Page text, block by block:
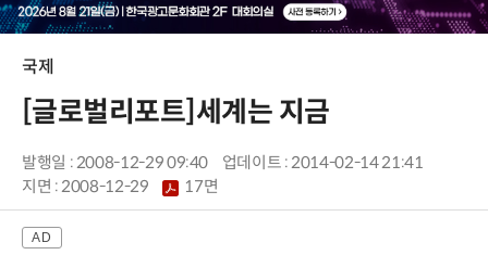
국제
[글로벌리포트]세계는 지금
발행일 : 2008-12-29 09:40
업데이트 : 2014-02-14 21:41
지면 :2008-12-29 17면